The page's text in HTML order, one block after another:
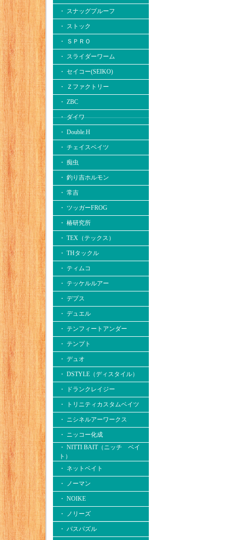
・ スナッグプルーフ
・ ストック
・ ＳＰＲＯ
・ スライダーワーム
・ セイコー(SEIKO)
・ Ｚファクトリー
・ ZBC
・ ダイワ
・ Double.H
・ チェイスベイツ
・ 痴虫
・ 釣り吉ホルモン
・ 常吉
・ ツッガーFROG
・ 椿研究所
・ TEX（テックス）
・ THタックル
・ ティムコ
・ テッケルルアー
・ デプス
・ デュエル
・ テンフィートアンダー
・ テンプト
・ デュオ
・ DSTYLE（ディスタイル）
・ ドランクレイジー
・ トリニティカスタムベイツ
・ ニシネルアーワークス
・ ニッコー化成
・ NITTI BAIT（ニッチ ベイ
ト）
・ ネットベイト
・ ノーマン
・ NOIKE
・ ノリーズ
・ バスパズル